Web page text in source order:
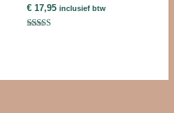
€ 17,95 inclusief btw